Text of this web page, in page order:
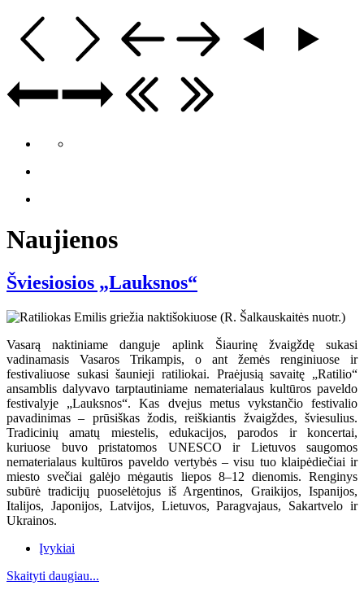
Naujienos
Šviesiosios „Lauksnos“
Vasarą naktiniame danguje aplink Šiaurinę žvaigždę sukasi
vadinamasis Vasaros Trikampis, o ant žemės renginiuose ir
festivaliuose sukasi šaunieji ratiliokai. Praėjusią savaitę „Ratilio“
ansamblis dalyvavo tarptautiniame nematerialaus kultūros paveldo
festivalyje „Lauksnos“. Kas dvejus metus vykstančio festivalio
pavadinimas – prūsiškas žodis, reiškiantis žvaigždes, šviesulius.
Tradicinių amatų miestelis, edukacijos, parodos ir koncertai,
kuriuose buvo pristatomos UNESCO ir Lietuvos saugomos
nematerialaus kultūros paveldo vertybės – visu tuo klaipėdiečiai ir
miesto svečiai galėjo mėgautis liepos 8–12 dienomis. Renginys
subūrė tradicijų puoselėtojus iš Argentinos, Graikijos, Ispanijos,
Italijos, Japonijos, Latvijos, Lietuvos, Paragvajaus, Sakartvelo ir
Ukrainos.
Įvykiai
Skaityti daugiau...